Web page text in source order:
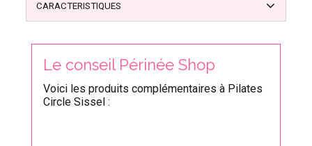
CARACTERISTIQUES
Le conseil Périnée Shop
Voici les produits complémentaires à Pilates
Circle Sissel :